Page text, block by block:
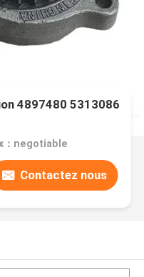
4897480 5313086
：negotiable
Contactez nous